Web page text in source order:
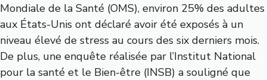
Mondiale de la Santé (OMS), environ 25% des adultes
aux États-Unis ont déclaré avoir été exposés à un
niveau élevé de stress au cours des six derniers mois.
De plus, une enquête réalisée par l’Institut National
pour la santé et le Bien-être (INSB) a souligné que